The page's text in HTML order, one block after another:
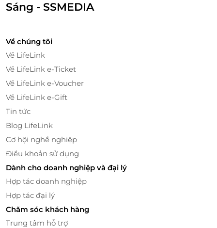
Sáng - SSMEDIA
Về chúng tôi
Về LifeLink
Về LifeLink e-Ticket
Về LifeLink e-Voucher
Về LifeLink e-Gift
Tin tức
Blog LifeLink
Cơ hội nghề nghiệp
Điều khoản sử dụng
Dành cho doanh nghiệp và đại lý
Hợp tác doanh nghiệp
Hợp tác đại lý
Chăm sóc khách hàng
Trung tâm hỗ trợ